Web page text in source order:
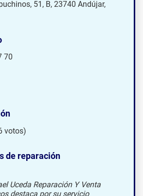
51, B, 23740 Andújar,
70
votos)
de reparación
Uceda Reparación Y Venta
destaca por su servicio